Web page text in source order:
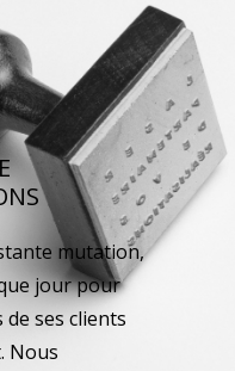
mutation,
jour pour
de ses clients
Nous